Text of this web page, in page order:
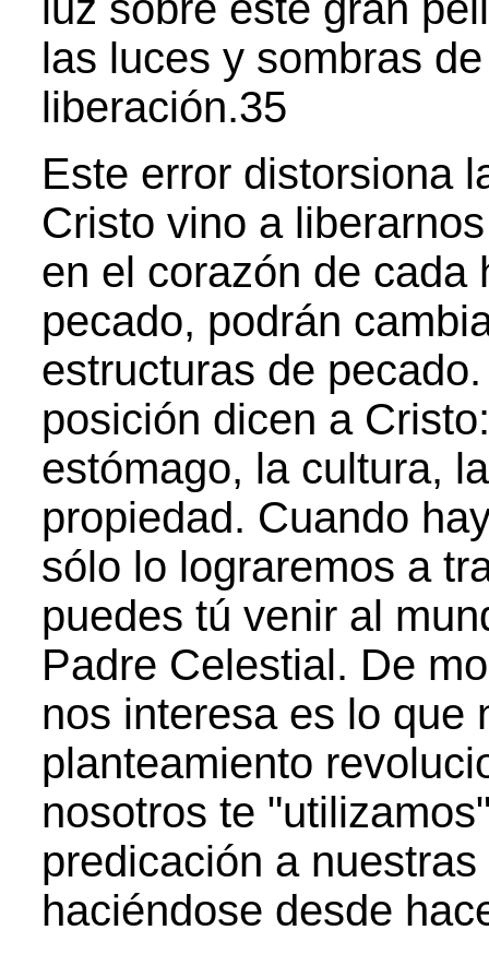
las luces y sombras
liberación.35
Este error distorsiona
Cristo vino a
en el corazón de cada
pecado, podrán
estructuras de
posición dicen a
estómago, la cultura,
propiedad. Cuando
sólo lo lograremos a
puedes tú venir al
Padre Celestial. De
nos interesa es lo que
planteamiento
nosotros te
predicación a
haciéndose desde